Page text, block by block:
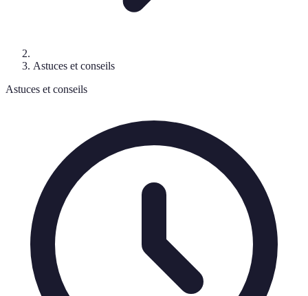
Astuces et conseils
Astuces et conseils